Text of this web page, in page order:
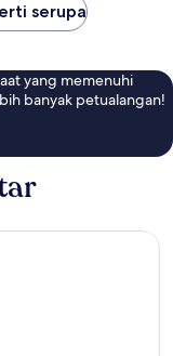
serupa
yang memenuhi
banyak petualangan!